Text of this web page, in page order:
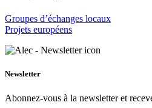
Groupes d’échanges locaux
Projets européens
Newsletter
Abonnez-vous à la newsletter et